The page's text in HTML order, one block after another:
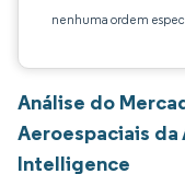
nenhuma ordem
Análise do
Aeroespaciais
Intelligence